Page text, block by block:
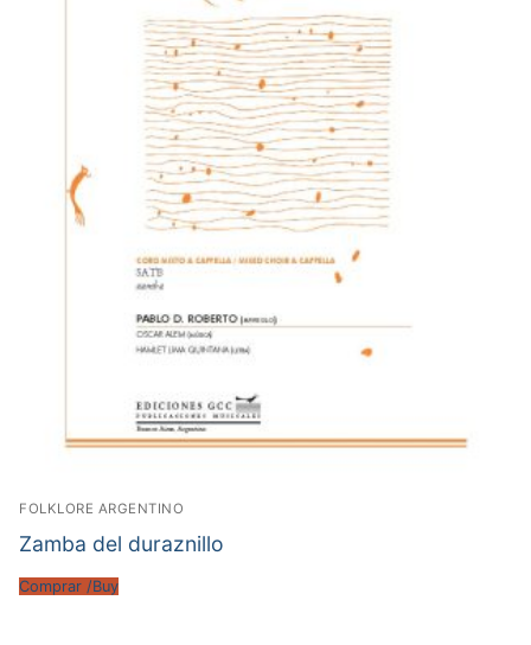
FOLKLORE ARGENTINO
Zamba del duraznillo
Comprar /Buy